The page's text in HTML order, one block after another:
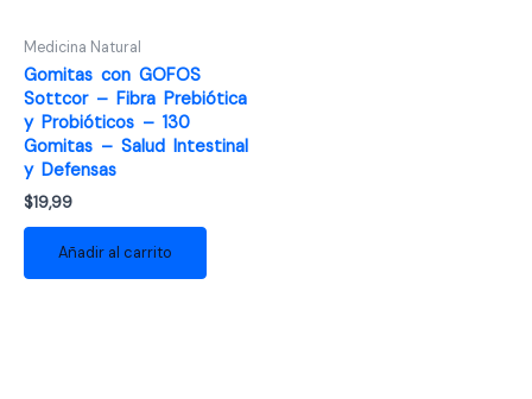
Medicina Natural
Gomitas con GOFOS
Sottcor – Fibra Prebiótica
y Probióticos – 130
Gomitas – Salud Intestinal
y Defensas
$19,99
Añadir al carrito